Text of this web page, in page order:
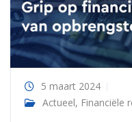
5 maart 2024
Actueel, Financiële